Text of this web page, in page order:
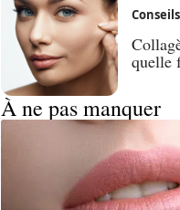
Conseils
quelle
À ne pas manquer